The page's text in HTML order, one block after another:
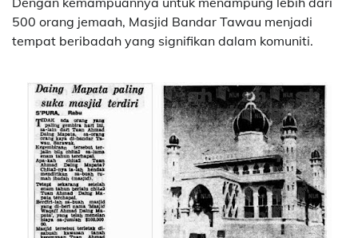
500 orang jemaah, Masjid Bandar Tawau menjadi
tempat beribadah yang signifikan dalam komuniti.